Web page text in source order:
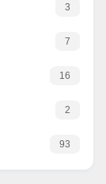
3
7
16
2
93